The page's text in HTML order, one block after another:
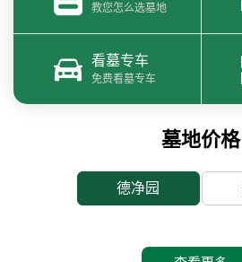
教您怎么选墓地
看墓专车
免费看墓专车
墓地价格
德净园